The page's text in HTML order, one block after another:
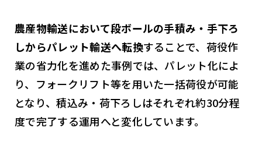
農産物輸送において段ボールの手積み・手下ろ
しからパレット輸送へ転換することで、荷役作
業の省力化を進めた事例では、パレット化によ
り、フォークリフト等を用いた一括荷役が可能
となり、積込み・荷下ろしはそれぞれ約30分程
度で完了する運用へと変化しています。